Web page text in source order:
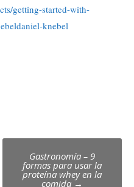
getting-started-with-
knebel
Gastronomía – 9
formas para usar la
proteína whey en la
comida →